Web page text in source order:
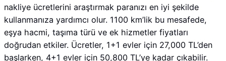
nakliye ücretlerini araştırmak paranızı en iyi şekilde
kullanmanıza yardımcı olur. 1100 km’lik bu mesafede,
eşya hacmi, taşıma türü ve ek hizmetler fiyatları
doğrudan etkiler. Ücretler, 1+1 evler için 27,000 TL’den
başlarken, 4+1 evler için 50,800 TL’ye kadar çıkabilir.